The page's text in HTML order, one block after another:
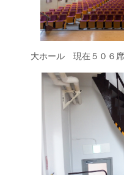
大ホール 現在５０６席